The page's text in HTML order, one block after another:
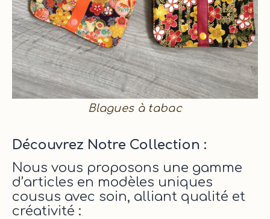
Blagues à tabac
Découvrez Notre Collection :
Nous vous proposons une gamme
d’articles en modèles uniques
cousus avec soin, alliant qualité et
créativité :